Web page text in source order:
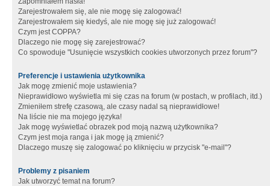
Zarejestrowałem się, ale nie mogę się zalogować!
Zarejestrowałem się kiedyś, ale nie mogę się już zalogować!
Czym jest COPPA?
Dlaczego nie mogę się zarejestrować?
Co spowoduje "Usunięcie wszystkich cookies utworzonych przez forum"?
Preferencje i ustawienia użytkownika
Jak mogę zmienić moje ustawienia?
Nieprawidłowo wyświetla mi się czas na forum (w postach, w profilach, itd.)
Zmieniłem strefę czasową, ale czasy nadal są nieprawidłowe!
Na liście nie ma mojego języka!
Jak mogę wyświetlać obrazek pod moją nazwą użytkownika?
Czym jest moja ranga i jak mogę ją zmienić?
Dlaczego muszę się zalogować po kliknięciu w przycisk "e-mail"?
Problemy z pisaniem
Jak utworzyć temat na forum?